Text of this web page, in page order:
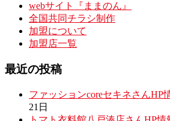
webサイト『ままのん』
全国共同チラシ制作
加盟について
加盟店一覧
最近の投稿
ファッションcoreセキネさんHP
21日